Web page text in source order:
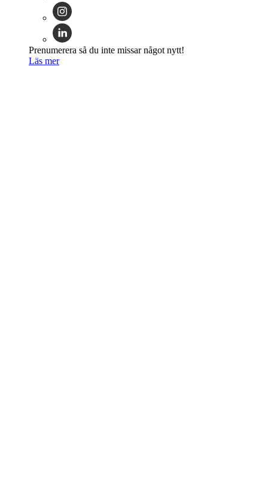
Prenumerera så du inte missar något nytt!
Läs mer